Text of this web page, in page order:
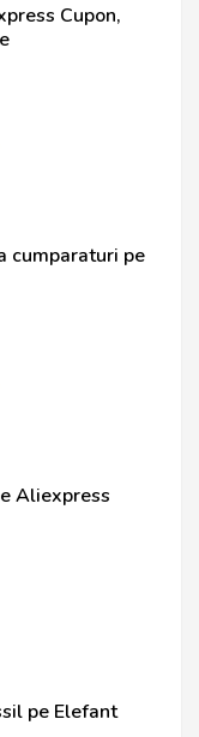
Cupon,
cumparaturi pe
Aliexpress
pe Elefant